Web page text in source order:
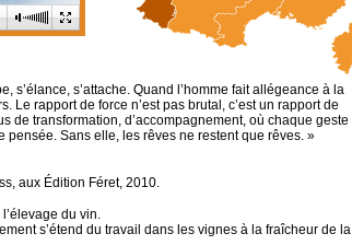
s’élance, s’attache. Quand l’homme fait allégeance à la
Le rapport de force n’est pas brutal, c’est un rapport de
de transformation, d’accompagnement, où chaque geste
pensée. Sans elle, les rêves ne restent que rêves. »
aux Édition Féret, 2010.
du vin.
s’étend du travail dans les vignes à la fraîcheur de la